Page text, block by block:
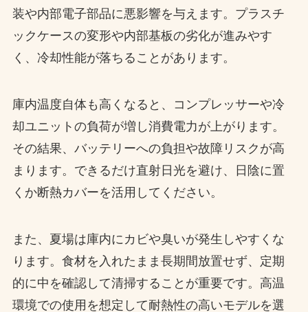
装や内部電子部品に悪影響を与えます。プラスチ
ックケースの変形や内部基板の劣化が進みやす
く、冷却性能が落ちることがあります。
庫内温度自体も高くなると、コンプレッサーや冷
却ユニットの負荷が増し消費電力が上がります。
その結果、バッテリーへの負担や故障リスクが高
まります。できるだけ直射日光を避け、日陰に置
くか断熱カバーを活用してください。
また、夏場は庫内にカビや臭いが発生しやすくな
ります。食材を入れたまま長期間放置せず、定期
的に中を確認して清掃することが重要です。高温
環境での使用を想定して耐熱性の高いモデルを選